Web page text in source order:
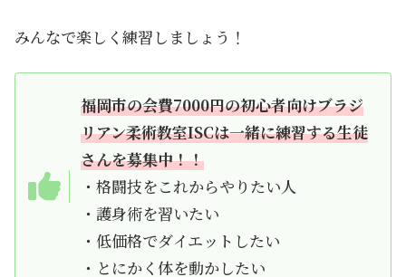
みんなで楽しく練習しましょう！
福岡市の会費7000円の初心者向けブラジ
リアン柔術教室ISCは一緒に練習する生徒
さんを募集中！！
・格闘技をこれからやりたい人
・護身術を習いたい
・低価格でダイエットしたい
・とにかく体を動かしたい